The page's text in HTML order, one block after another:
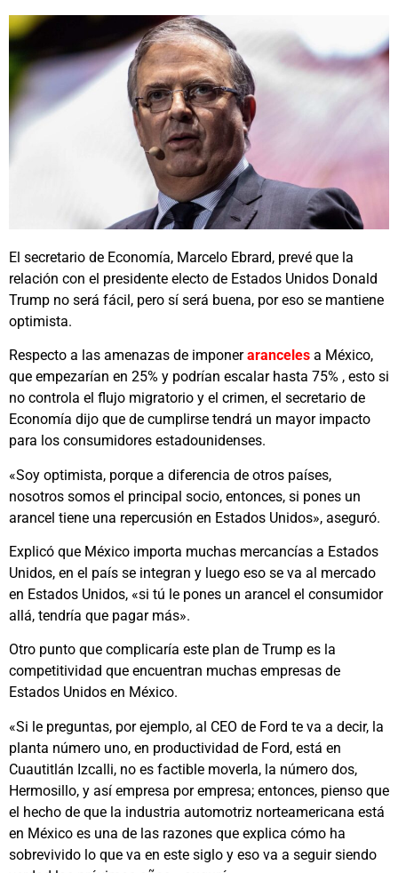
El secretario de Economía, Marcelo Ebrard, prevé que la
relación con el presidente electo de Estados Unidos Donald
Trump no será fácil, pero sí será buena, por eso se mantiene
optimista.
Respecto a las amenazas de imponeraranceles a México,
que empezarían en 25% y podrían escalar hasta 75% , esto si
no controla el flujo migratorio y el crimen, el secretario de
Economía dijo que de cumplirse tendrá un mayor impacto
para los consumidores estadounidenses.
«Soy optimista, porque a diferencia de otros países,
nosotros somos el principal socio, entonces, si pones un
arancel tiene una repercusión en Estados Unidos», aseguró.
Explicó que México importa muchas mercancías a Estados
Unidos, en el país se integran y luego eso se va al mercado
en Estados Unidos, «si tú le pones un arancel el consumidor
allá, tendría que pagar más».
Otro punto que complicaría este plan de Trump es la
competitividad que encuentran muchas empresas de
Estados Unidos en México.
«Si le preguntas, por ejemplo, al CEO de Ford te va a decir, la
planta número uno, en productividad de Ford, está en
Cuautitlán Izcalli, no es factible moverla, la número dos,
Hermosillo, y así empresa por empresa; entonces, pienso que
el hecho de que la industria automotriz norteamericana está
en México es una de las razones que explica cómo ha
sobrevivido lo que va en este siglo y eso va a seguir siendo